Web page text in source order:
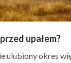
upałem?
ulubiony okres